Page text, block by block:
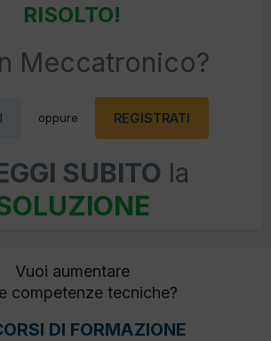
RISOLTO!
Meccatronico?
oppure REGISTRATI
SUBITO la
Vuoi aumentare
competenze tecniche?
DI FORMAZIONE